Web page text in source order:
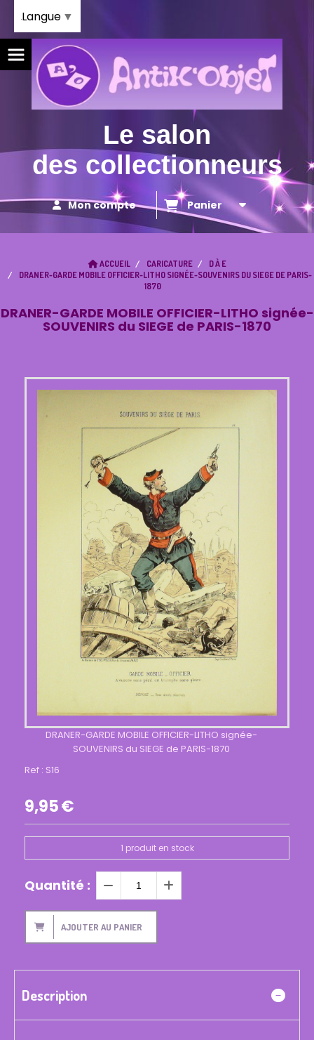
Le salon
des collectionneurs
Mon compte Panier
ACCUEIL CARICATURE
D À E
DRANER-GARDE MOBILE OFFICIER-LITHO SIGNÉE-SOUVENIRS DU SIEGE DE PARIS-
1870
DRANER-GARDE MOBILE OFFICIER-LITHO signée-
SOUVENIRS du SIEGE de PARIS-1870
DRANER-GARDE MOBILE OFFICIER-LITHO signée-
SOUVENIRS du SIEGE de PARIS-1870
Ref : S16
9,95€
1 produit en stock
Quantité :
AJOUTER AU PANIER
Description
Langue ▼